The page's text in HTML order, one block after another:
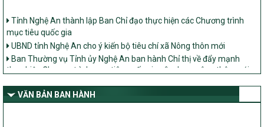
mục tiêu quốc gia
UBND tỉnh Nghệ An cho ý kiến bộ tiêu chí xã Nông thôn mới
Ban Thường vụ Tỉnh ủy Nghệ An ban hành Chỉ thị về đẩy mạnh
thực hiện Chương trình mục tiêu quốc gia xây dựng nông thôn mới,
giảm nghèo bền vững và phát triển kinh tế – xã hội vùng đồng bào
dân tộc thiểu số và miền núi giai đoạn 2026 – 2030 trên địa bàn tỉnh
Nghệ An
VĂN BẢN BAN HÀNH